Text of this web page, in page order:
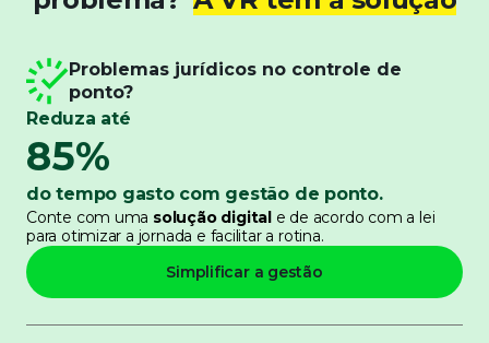
Problemas jurídicos no controle de
ponto?
Reduza até
85%
do tempo gasto com gestão de ponto.
​Conte com uma solução digitale de acordo com a lei
para otimizar a jornada e facilitar a rotina.
Simplificar a gestão